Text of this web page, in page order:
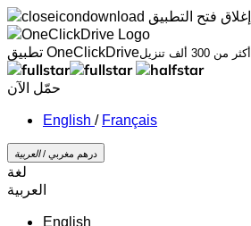
إغلاق فتح التطبيق
تطبيق OneClickDrive
أكثر من 300 ألف تنزيل
حمّل الآن
/ Français
درهم مغربي /‏العربية‏
لغة
‏العربية‏
English